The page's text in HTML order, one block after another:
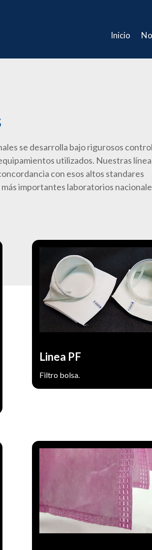
Inicio
se desarrolla bajo rigurosos
utilizados. Nuestras
con esos altos standares
importantes laboratorios
Linea PF
Filtro bolsa.
Filtrado de grandes caudales
cualquier fluido liquido de baja,
alta viscosidad. Porosidad de
Prefiltracion de Osmosis
Filtro o Prefiltro para aire de baja
Usos
Prefiltración de filtros
HEPA, Filtro final para